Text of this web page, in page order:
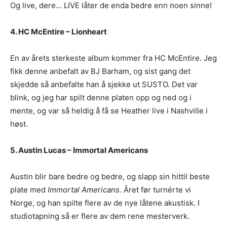
Og live, dere… LIVE låter de enda bedre enn noen sinne!
4. HC McEntire – Lionheart
En av årets sterkeste album kommer fra HC McEntire. Jeg
fikk denne anbefalt av BJ Barham, og sist gang det
skjedde så anbefalte han å sjekke ut SUSTO. Det var
blink, og jeg har spilt denne platen opp og ned og i
mente, og var så heldig å få se Heather live i Nashville i
høst.
5. Austin Lucas – Immortal Americans
Austin blir bare bedre og bedre, og slapp sin hittil beste
plate med Immortal Americans. Året før turnérte vi
Norge, og han spilte flere av de nye låtene akustisk. I
studiotapning så er flere av dem rene mesterverk.